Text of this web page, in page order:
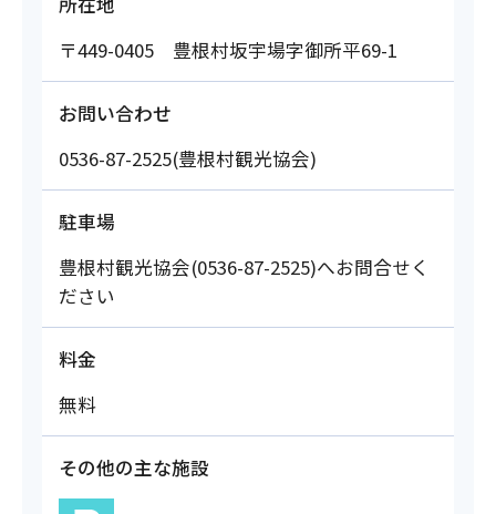
〒449-0405 豊根村坂宇場字御所平69-1
お問い合わせ
0536-87-2525(豊根村観光協会)
駐車場
豊根村観光協会(0536-87-2525)へお問合せく
ださい
料金
無料
その他の主な施設